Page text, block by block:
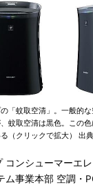
「蚊取空清」。一般的
蚊取空清は黒色。この
（クリックで拡大） 出
ンシューマーエ
ム事業本部 空調・